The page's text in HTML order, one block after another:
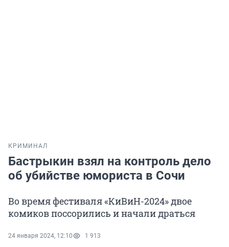
КРИМИНАЛ
Бастрыкин взял на контроль дело
об убийстве юмориста в Сочи
Во время фестиваля «КиВиН-2024» двое
комиков поссорились и начали драться
24 января 2024, 12:10 1 913